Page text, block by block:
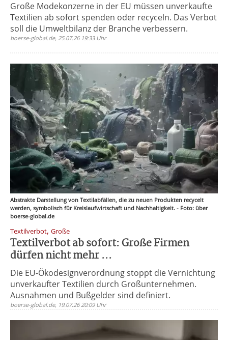
Große Modekonzerne in der EU müssen unverkaufte
Textilien ab sofort spenden oder recyceln. Das Verbot
soll die Umweltbilanz der Branche verbessern.
boerse-global.de, 25.07.26 19:33 Uhr
Abstrakte Darstellung von Textilabfällen, die zu neuen Produkten recycelt
werden, symbolisch für Kreislaufwirtschaft und Nachhaltigkeit. - Foto: über
boerse-global.de
Textilverbot, Große
Textilverbot ab sofort: Große Firmen
dürfen nicht mehr ...
Die EU-Ökodesignverordnung stoppt die Vernichtung
unverkaufter Textilien durch Großunternehmen.
Ausnahmen und Bußgelder sind definiert.
boerse-global.de, 19.07.26 20:09 Uhr